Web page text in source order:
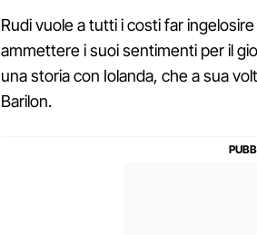
Rudi vuole a tutti i costi far
ammettere i suoi sentimenti per il
una storia con Iolanda, che a sua
Barilon.